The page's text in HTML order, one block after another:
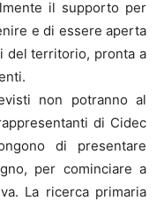
il supporto per
e di essere aperta
del territorio, pronta a
non potranno al
di Cidec
di presentare
per cominciare a
La ricerca primaria